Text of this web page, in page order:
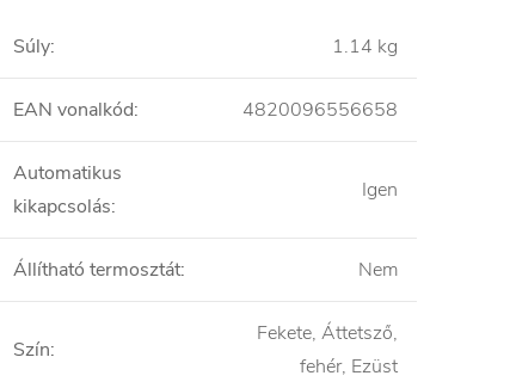
Súly: 1.14 kg
EAN vonalkód: 4820096556658
Automatikus
kikapcsolás:
Igen
Állítható termosztát: Nem
Szín:
Fekete, Áttetsző,
fehér, Ezüst